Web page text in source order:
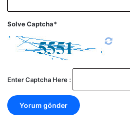
Solve Captcha*
Enter Captcha Here :